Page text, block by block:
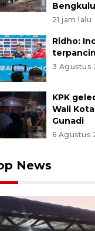
Bengkulu
21 jam lalu
Ridho:
3 Agustus
KPK
Wali
Gunadi
6 Agustus
News